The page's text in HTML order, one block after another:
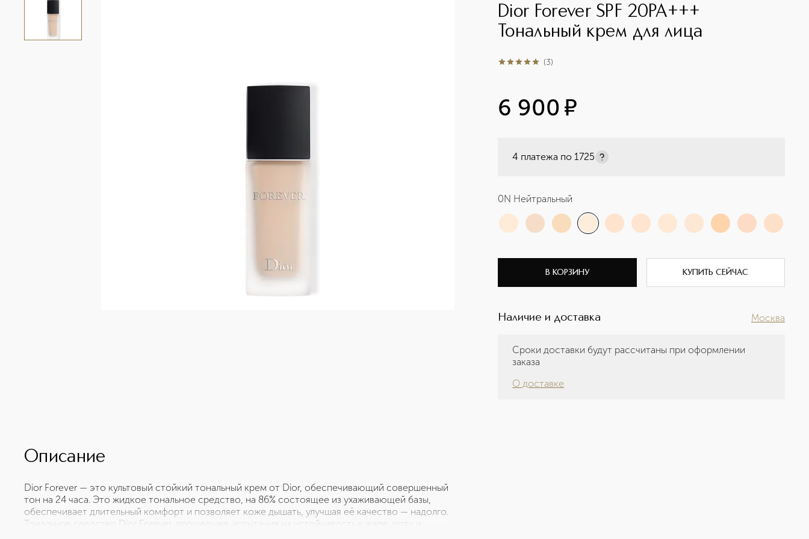
Dior Forever SPF 20PA+++
Тональный крем для лица
5из 53 (3)
6 900 ¤
4 платежа по 1725
0N Нейтральный
В КОРЗИНУ КУПИТЬ СЕЙЧАС
Наличие и доставка Москва
Сроки доставки будут рассчитаны при оформлении
заказа
О доставке
Описание
Dior Forever — это культовый стойкий тональный крем от Dior, обеспечивающий совершенный
тон на 24 часа. Это жидкое тональное средство, на 86% состоящее из ухаживающей базы,
обеспечивает длительный комфорт и позволяет коже дышать, улучшая её качество — надолго.
Тональное средство Dior Forever, прошедшее испытания на устойчивость к жаре, поту и